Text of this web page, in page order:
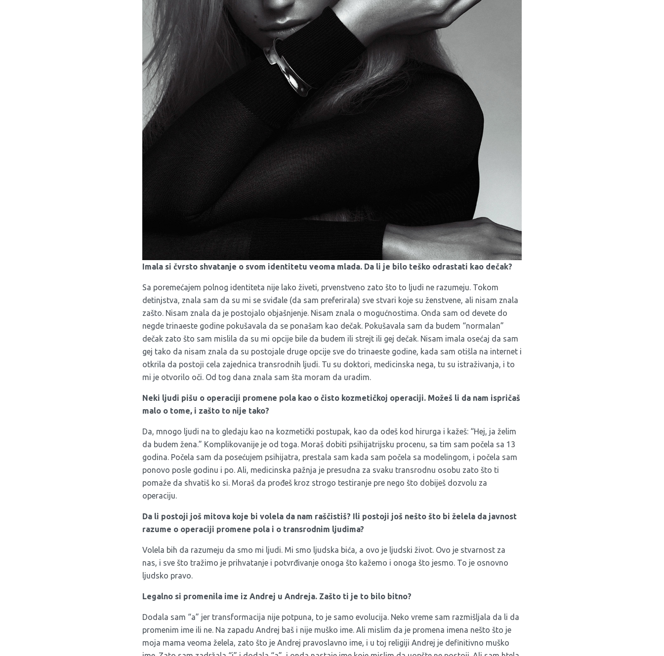
Imala si čvrsto shvatanje o svom identitetu veoma mlada. Da li je bilo teško odrastati kao dečak?
Sa poremećajem polnog identiteta nije lako živeti, prvenstveno zato što to ljudi ne razumeju. Tokom
detinjstva, znala sam da su mi se sviđale (da sam preferirala) sve stvari koje su ženstvene, ali nisam znala
zašto. Nisam znala da je postojalo objašnjenje. Nisam znala o mogućnostima. Onda sam od devete do
negde trinaeste godine pokušavala da se ponašam kao dečak. Pokušavala sam da budem “normalan”
dečak zato što sam mislila da su mi opcije bile da budem ili strejt ili gej dečak. Nisam imala osećaj da sam
gej tako da nisam znala da su postojale druge opcije sve do trinaeste godine, kada sam otišla na internet i
otkrila da postoji cela zajednica transrodnih ljudi. Tu su doktori, medicinska nega, tu su istraživanja, i to
mi je otvorilo oči. Od tog dana znala sam šta moram da uradim.
Neki ljudi pišu o operaciji promene pola kao o čisto kozmetičkoj operaciji. Možeš li da nam ispričaš
malo o tome, i zašto to nije tako?
Da, mnogo ljudi na to gledaju kao na kozmetički postupak, kao da odeš kod hirurga i kažeš: “Hej, ja želim
da budem žena.” Komplikovanije je od toga. Moraš dobiti psihijatrijsku procenu, sa tim sam počela sa 13
godina. Počela sam da posećujem psihijatra, prestala sam kada sam počela sa modelingom, i počela sam
ponovo posle godinu i po. Ali, medicinska pažnja je presudna za svaku transrodnu osobu zato što ti
pomaže da shvatiš ko si. Moraš da prođeš kroz strogo testiranje pre nego što dobiješ dozvolu za
operaciju.
Da li postoji još mitova koje bi volela da nam raščistiš? Ili postoji još nešto što bi želela da javnost
razume o operaciji promene pola i o transrodnim ljudima?
Volela bih da razumeju da smo mi ljudi. Mi smo ljudska bića, a ovo je ljudski život. Ovo je stvarnost za
nas, i sve što tražimo je prihvatanje i potvrđivanje onoga što kažemo i onoga što jesmo. To je osnovno
ljudsko pravo.
Legalno si promenila ime iz Andrej u Andreja. Zašto ti je to bilo bitno?
Dodala sam “a” jer transformacija nije potpuna, to je samo evolucija. Neko vreme sam razmišljala da li da
promenim ime ili ne. Na zapadu Andrej baš i nije muško ime. Ali mislim da je promena imena nešto što je
moja mama veoma želela, zato što je Andrej pravoslavno ime, i u toj religiji Andrej je definitivno muško